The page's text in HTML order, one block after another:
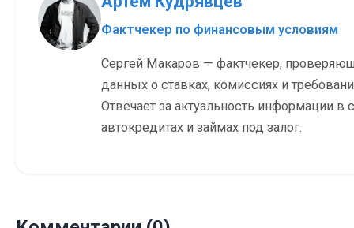
Фактчекер по финансовым условиям
Сергей Макаров — фактчекер,
данных о ставках, комиссиях и
Отвечает за актуальность информации в
автокредитах и займах под залог.